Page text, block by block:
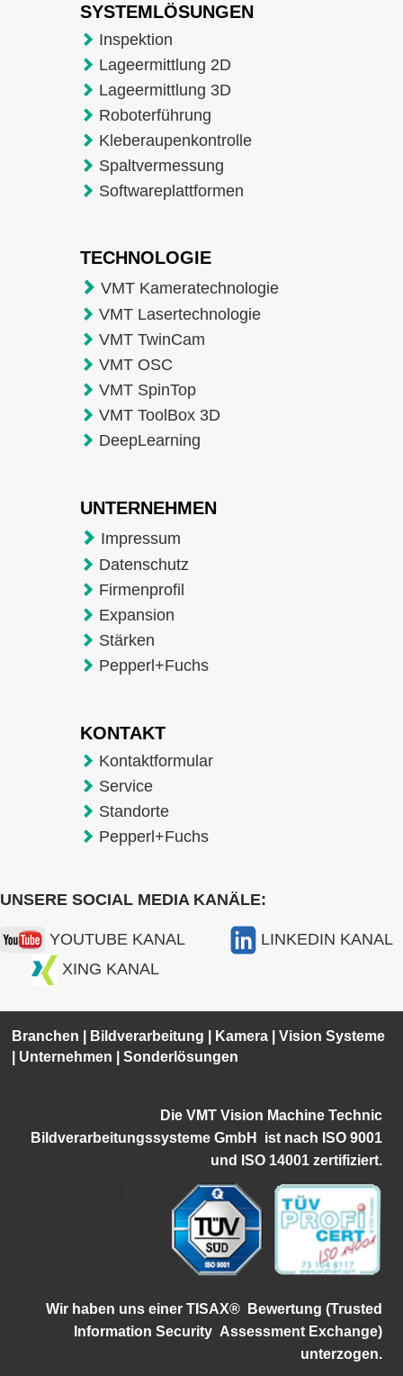
SYSTEMLÖSUNGEN
Inspektion
Lageermittlung 2D
Lageermittlung 3D
Roboterführung
Kleberaupenkontrolle
Spaltvermessung
Softwareplattformen
TECHNOLOGIE
VMT Kameratechnologie
VMT Lasertechnologie
VMT TwinCam
VMT OSC
VMT SpinTop
VMT ToolBox 3D
DeepLearning
UNTERNEHMEN
Impressum
Datenschutz
Firmenprofil
Expansion
Stärken
Pepperl+Fuchs
KONTAKT
Kontaktformular
Service
Standorte
Pepperl+Fuchs
UNSERE SOCIAL MEDIA KANÄLE:
YOUTUBE KANAL
LINKEDIN KANAL
XING KANAL
Branchen Bildverarbeitung Kamera |Vision Systeme
Unternehmen |Sonderlösungen
Die VMT Vision Machine Technic
Bildverarbeitungssysteme GmbH istnach ISO 9001
und ISO 14001 zertifiziert.
Wir haben uns einer TISAX®
Bewertung (Trusted
Information Security Assessment Exchange)
unterzogen.